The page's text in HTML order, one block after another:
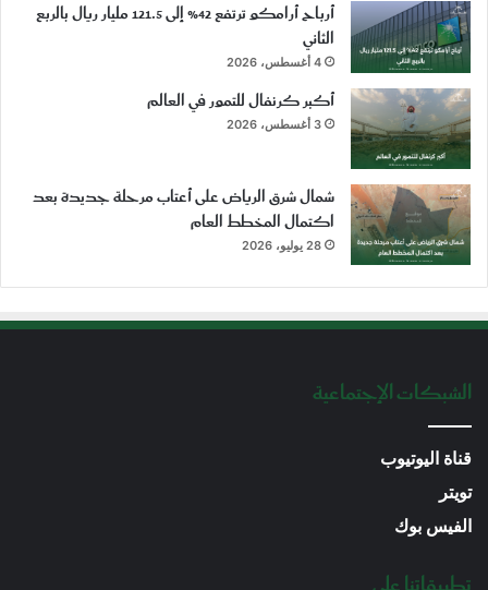
أرباح أرامكو ترتفع 42% إلى 121.5 مليار ريال بالربع
الثاني
4 أغسطس، 2026
أكبر كرنفال للتمور في العالم
3 أغسطس، 2026
شمال شرق الرياض على أعتاب مرحلة جديدة بعد
اكتمال المخطط العام
28 يوليو، 2026
الشبكات الإجتماعية
قناة اليوتيوب
تويتر
الفيس بوك